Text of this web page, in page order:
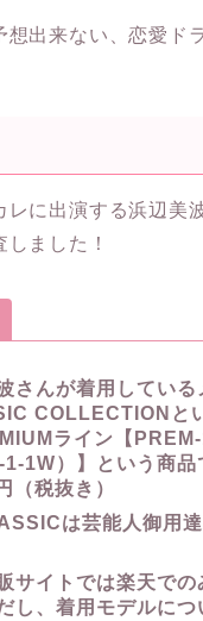
出来ない、恋愛ド
レに出演する浜辺美
ました！
さんが着用してい
COLLECTIONと
ライン【
1-1W）】という商品
（税抜き）
は芸能人御用
サイトでは楽天での
し、着用モデルにつ